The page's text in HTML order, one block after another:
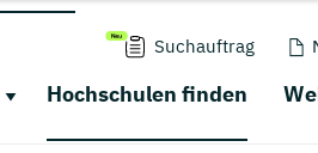
Suchauftrag
Hochschulen finden